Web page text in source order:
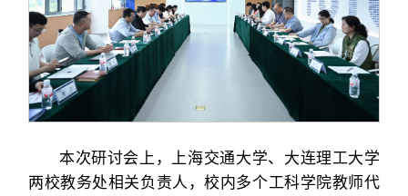
本次研讨会上，上海交通大学、大连理工大学
两校教务处相关负责人，校内多个工科学院教师代